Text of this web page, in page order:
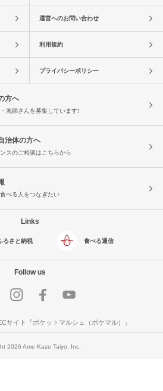
運営へのお問い合わせ
利用規約
プライバシーポリシー
方へ
漁師さんを募集しています!
治体の方へ
スのご相談はこちらから
べる人をつなぎたい
Links
るさと納税 食べる通信
Follow us
サイト『ポケットマルシェ（ポケマル）』
2026 Ame Kaze Taiyo, Inc.